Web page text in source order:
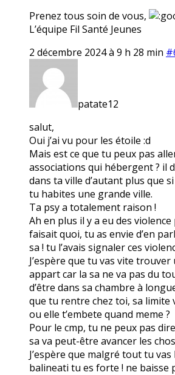
Prenez tous soin de vous,
L’équipe Fil Santé Jeunes
2 décembre 2024 à 9 h 28 min
patate12
salut,
Oui j’ai vu pour les étoile :d
Mais est ce que tu peux pas
associations qui hébergent ? il
dans ta ville d’autant plus que
tu habites une grande ville.
Ta psy a totalement raison !
Ah en plus il y a eu des violence
faisait quoi, tu as envie d’en
sa ! tu l’avais signaler ces
J’espère que tu vas vite
appart car la sa ne va pas du
d’être dans sa chambre à
que tu rentre chez toi, sa limite
ou elle t’embete quand meme ?
Pour le cmp, tu ne peux pas
sa va peut-être avancer les
J’espère que malgré tout tu
balineati tu es forte ! ne baisse